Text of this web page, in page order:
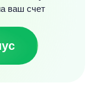
ваш счет